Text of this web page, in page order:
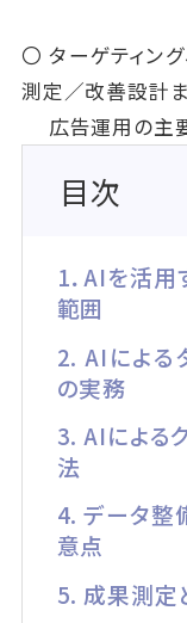
〇 ターゲティング
測定／改善設計ま
広告運用の主要
目次
1．AIを活
範囲
2. AIによる
の実務
3. AIによる
法
4. データ整
意点
5. 成果測定